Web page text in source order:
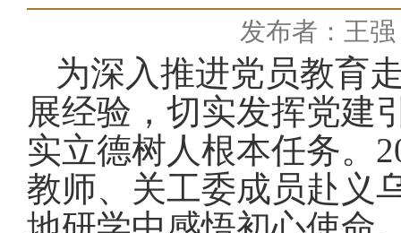
发布者：王强
为深入推进党 员教育
展经验，切实发挥党建
实立德树人根本任务。
教师、关工委成员赴义